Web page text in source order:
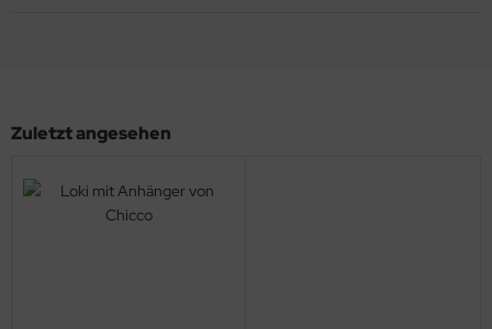
Zuletzt angesehen